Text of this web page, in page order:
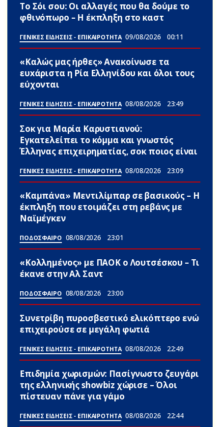
Το Σόι σου: Οι αλλαγές που θα δούμε το
φθινόπωρο – Η έκπληξη στο καστ
ΓΕΝΙΚΕΣ ΕΙΔΗΣΕΙΣ - ΕΠΙΚΑΙΡΟΤΗΤΑ 09/08/2026 00:11
«Καλώς μας ήρθες» Ανακοίνωσε τα
ευxάριστα η Ρία Ελληνίδου και όλοι τους
εύχονται
ΓΕΝΙΚΕΣ ΕΙΔΗΣΕΙΣ - ΕΠΙΚΑΙΡΟΤΗΤΑ 08/08/2026 23:49
Σoκ για Μαρία Καρυστιανού:
Εγκατελείπει το κόμμα και γνωστός
Έλληνας επιχειρηματίας, σoκ ποιος είναι
ΓΕΝΙΚΕΣ ΕΙΔΗΣΕΙΣ - ΕΠΙΚΑΙΡΟΤΗΤΑ 08/08/2026 23:09
«Καμπάνα» Μεντιλίμπαρ σε βασικούς – Η
έκπληξη που ετοιμάζει στη ρεβάνς με
Ναϊμέγκεν
ΠΟΔΟΣΦΑΙΡΟ 08/08/2026 23:01
«Κολλημένος» με ΠΑΟΚ ο Λουτσέσκου – Τι
έκανε στην Αλ Σαντ
ΠΟΔΟΣΦΑΙΡΟ 08/08/2026 23:00
Συνετρίβη πυροσβεστικό ελικόπτερο ενώ
επιχειρούσε σε μεγάλη φωτιά
ΓΕΝΙΚΕΣ ΕΙΔΗΣΕΙΣ - ΕΠΙΚΑΙΡΟΤΗΤΑ 08/08/2026 22:49
Επιδημία χωρισμών: Πασίγνωστο ζευγάρι
της ελληνικής showbiz χώρισε – Όλοι
πίστευαν πάνε για γάμο
ΓΕΝΙΚΕΣ ΕΙΔΗΣΕΙΣ - ΕΠΙΚΑΙΡΟΤΗΤΑ 08/08/2026 22:44